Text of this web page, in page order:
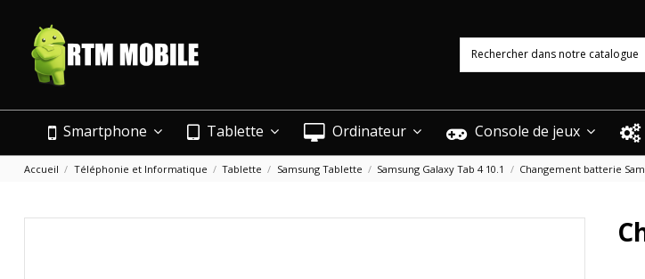
Smartphone Tablette Ordinateur Console de jeux
Accueil Téléphonie et Informatique Tablette Samsung Tablette Samsung Galaxy Tab 4 10.1 Changement batterie